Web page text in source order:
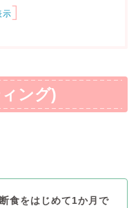
示]
ング)
食をはじめて1か月で